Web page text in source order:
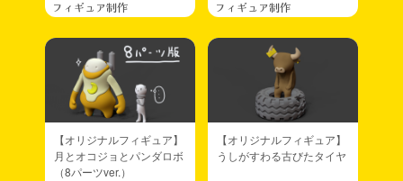
フィギュア制作 フィギュア制作
【オリジナルフィギュア】
月とオコジョとパンダロボ
（8パーツver.）
【オリジナルフィギュア】
うしがすわる古びたタイヤ